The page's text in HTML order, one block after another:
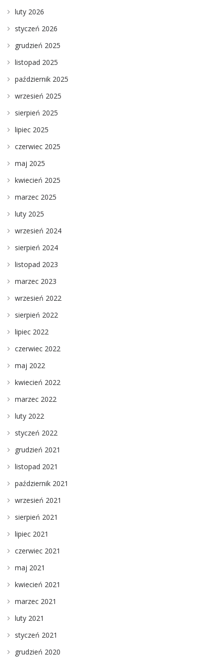
luty 2026
styczeń 2026
grudzień 2025
listopad 2025
październik 2025
wrzesień 2025
sierpień 2025
lipiec 2025
czerwiec 2025
maj 2025
kwiecień 2025
marzec 2025
luty 2025
wrzesień 2024
sierpień 2024
listopad 2023
marzec 2023
wrzesień 2022
sierpień 2022
lipiec 2022
czerwiec 2022
maj 2022
kwiecień 2022
marzec 2022
luty 2022
styczeń 2022
grudzień 2021
listopad 2021
październik 2021
wrzesień 2021
sierpień 2021
lipiec 2021
czerwiec 2021
maj 2021
kwiecień 2021
marzec 2021
luty 2021
styczeń 2021
grudzień 2020